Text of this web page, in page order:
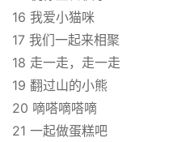
首
英
文
资
16 我爱小猫咪
17 我们一起来相聚
18 走一走，走一走
19 翻过山的小熊
20 嘀嗒嘀嗒嘀
21 一起做蛋糕吧